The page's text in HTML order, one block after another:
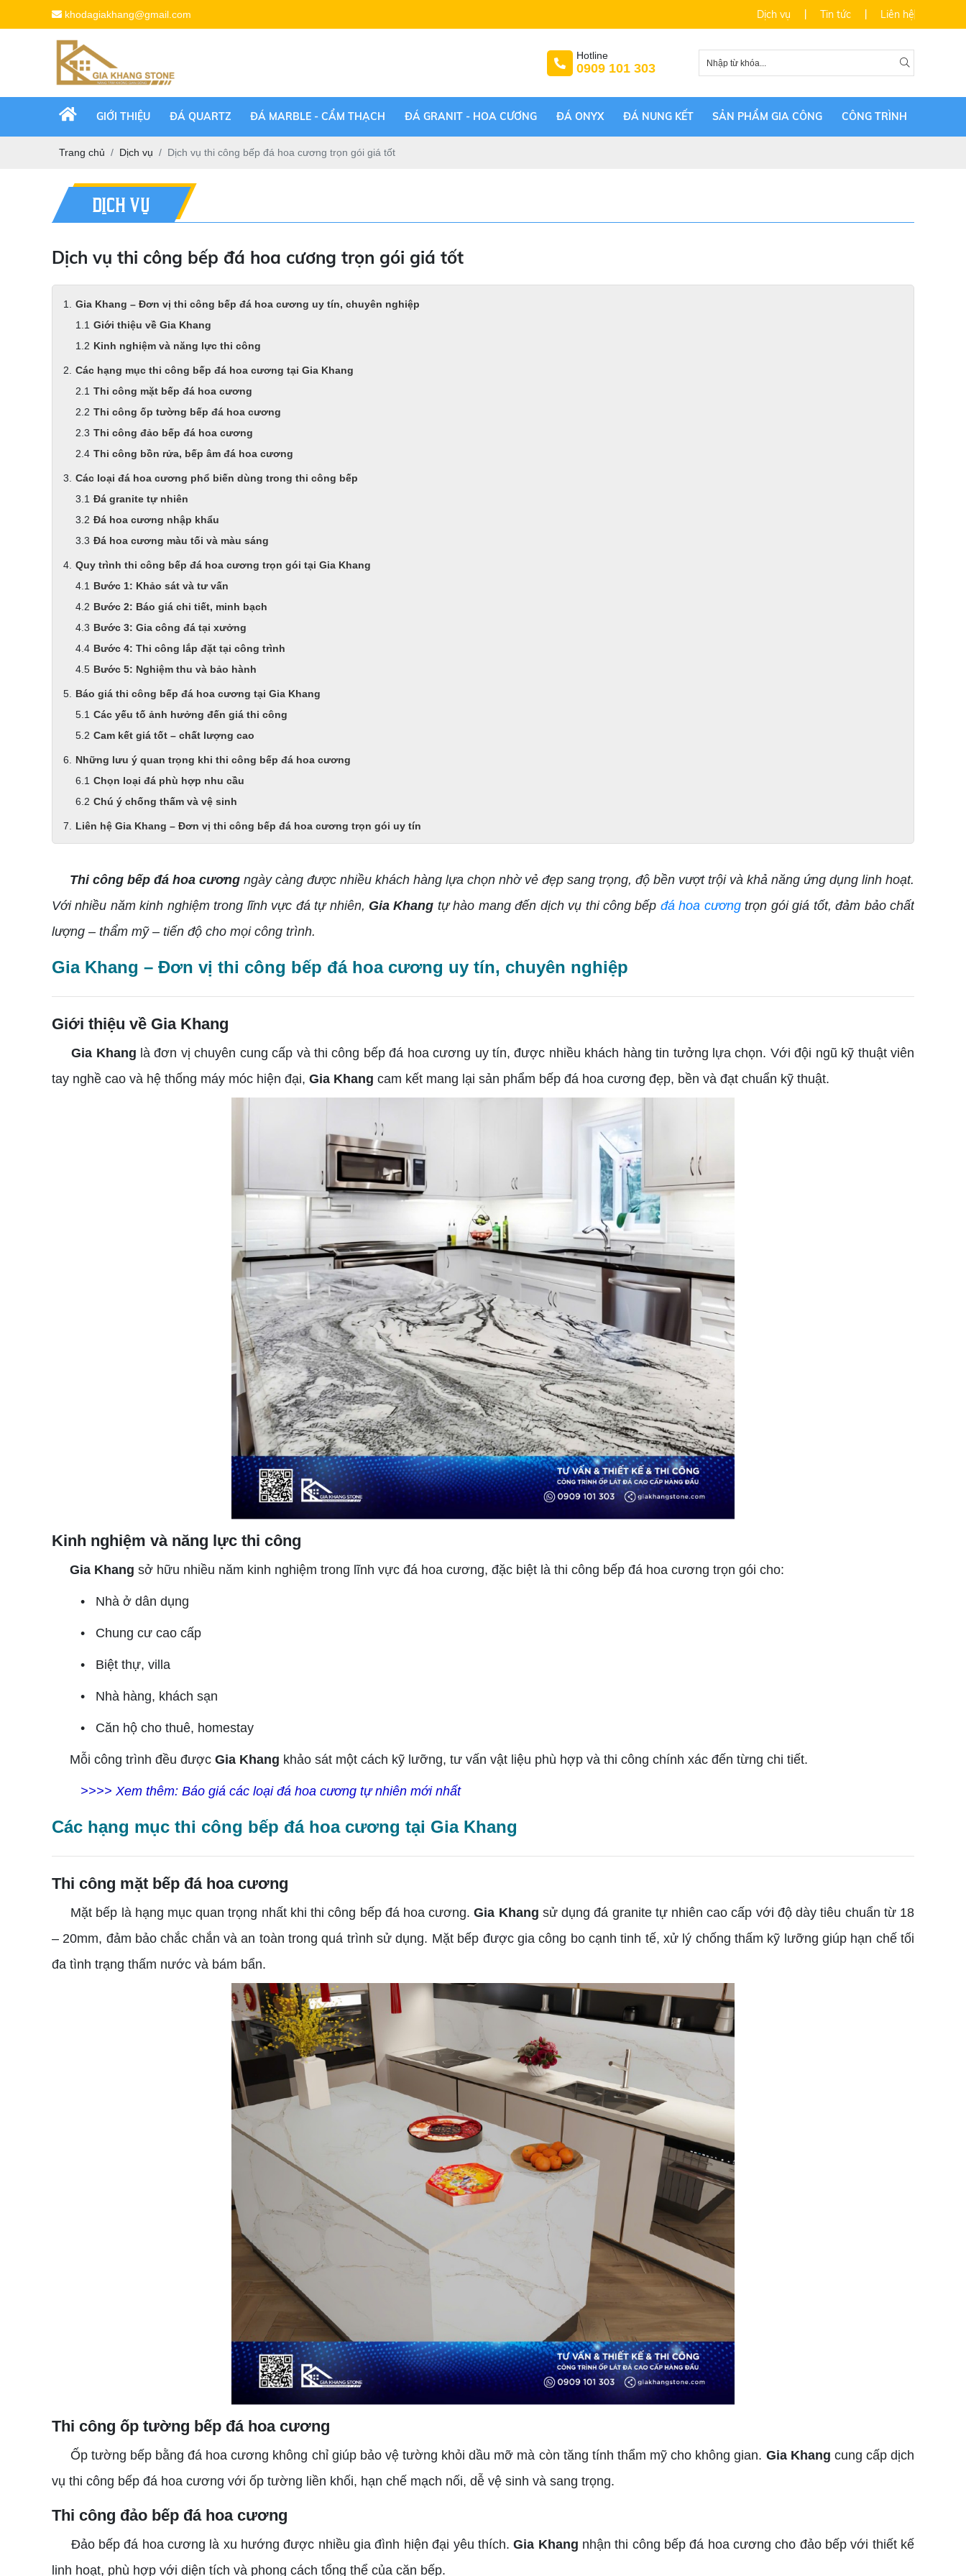
khodagiakhang@gmail.com Dịch vụ Tin tức Liên hệ
Hotline
0909 101 303
GIỚI THIỆU ĐÁ QUARTZ ĐÁ MARBLE - CẨM THẠCH ĐÁ GRANIT - HOA CƯƠNG ĐÁ ONYX ĐÁ NUNG KẾT SẢN PHẨM GIA CÔNG CÔNG TRÌNH
Trang chủ Dịch vụ Dịch vụ thi công bếp đá hoa cương trọn gói giá tốt
DỊCH VỤ
Dịch vụ thi công bếp đá hoa cương trọn gói giá tốt
Gia Khang – Đơn vị thi công bếp đá hoa cương uy tín, chuyên nghiệp
Giới thiệu về Gia Khang
Kinh nghiệm và năng lực thi công
Các hạng mục thi công bếp đá hoa cương tại Gia Khang
Thi công mặt bếp đá hoa cương
Thi công ốp tường bếp đá hoa cương
Thi công đảo bếp đá hoa cương
Thi công bồn rửa, bếp âm đá hoa cương
Các loại đá hoa cương phổ biến dùng trong thi công bếp
Đá granite tự nhiên
Đá hoa cương nhập khẩu
Đá hoa cương màu tối và màu sáng
Quy trình thi công bếp đá hoa cương trọn gói tại Gia Khang
Bước 1: Khảo sát và tư vấn
Bước 2: Báo giá chi tiết, minh bạch
Bước 3: Gia công đá tại xưởng
Bước 4: Thi công lắp đặt tại công trình
Bước 5: Nghiệm thu và bảo hành
Báo giá thi công bếp đá hoa cương tại Gia Khang
Các yếu tố ảnh hưởng đến giá thi công
Cam kết giá tốt – chất lượng cao
Những lưu ý quan trọng khi thi công bếp đá hoa cương
Chọn loại đá phù hợp nhu cầu
Chú ý chống thấm và vệ sinh
Liên hệ Gia Khang – Đơn vị thi công bếp đá hoa cương trọn gói uy tín
Thi công bếp đá hoa cương ngày càng được nhiều khách hàng lựa chọn nhờ vẻ đẹp sang trọng, độ bền vượt trội và khả năng ứng dụng linh hoạt.
Với nhiều năm kinh nghiệm trong lĩnh vực đá tự nhiên, Gia Khang tự hào mang đến dịch vụ thi công bếp đá hoa cươngtrọn gói giá tốt, đảm bảo chất
lượng – thẩm mỹ – tiến độ cho mọi công trình.
Gia Khang – Đơn vị thi công bếp đá hoa cương uy tín, chuyên nghiệp
Giới thiệu về Gia Khang
Gia Khang là đơn vị chuyên cung cấp và thi công bếp đá hoa cương uy tín, được nhiều khách hàng tin tưởng lựa chọn. Với đội ngũ kỹ thuật viên
tay nghề cao và hệ thống máy móc hiện đại, Gia Khang cam kết mang lại sản phẩm bếp đá hoa cương đẹp, bền và đạt chuẩn kỹ thuật.
Kinh nghiệm và năng lực thi công
Gia Khang sở hữu nhiều năm kinh nghiệm trong lĩnh vực đá hoa cương, đặc biệt là thi công bếp đá hoa cương trọn gói cho:
• Nhà ở dân dụng
• Chung cư cao cấp
• Biệt thự, villa
• Nhà hàng, khách sạn
• Căn hộ cho thuê, homestay
Mỗi công trình đều được Gia Khang khảo sát một cách kỹ lưỡng, tư vấn vật liệu phù hợp và thi công chính xác đến từng chi tiết.
>>>> Xem thêm: Báo giá các loại đá hoa cương tự nhiên mới nhất
Các hạng mục thi công bếp đá hoa cương tại Gia Khang
Thi công mặt bếp đá hoa cương
Mặt bếp là hạng mục quan trọng nhất khi thi công bếp đá hoa cương.Gia Khang sử dụng đá granite tự nhiên cao cấp với độ dày tiêu chuẩn từ 18
– 20mm, đảm bảo chắc chắn và an toàn trong quá trình sử dụng. Mặt bếp được gia công bo cạnh tinh tế, xử lý chống thấm kỹ lưỡng giúp hạn chế tối
đa tình trạng thấm nước và bám bẩn.
Thi công ốp tường bếp đá hoa cương
Ốp tường bếp bằng đá hoa cương không chỉ giúp bảo vệ tường khỏi dầu mỡ mà còn tăng tính thẩm mỹ cho không gian. Gia Khang cung cấp dịch
vụ thi công bếp đá hoa cương với ốp tường liền khối, hạn chế mạch nối, dễ vệ sinh và sang trọng.
Thi công đảo bếp đá hoa cương
Đảo bếp đá hoa cương là xu hướng được nhiều gia đình hiện đại yêu thích.Gia Khang nhận thi công bếp đá hoa cương cho đảo bếp với thiết kế
linh hoạt, phù hợp với diện tích và phong cách tổng thể của căn bếp.